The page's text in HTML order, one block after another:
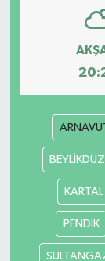
KARTAL
PENDİK